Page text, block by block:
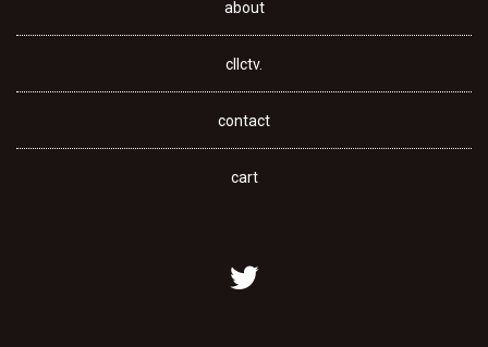
about
cllctv.
contact
cart